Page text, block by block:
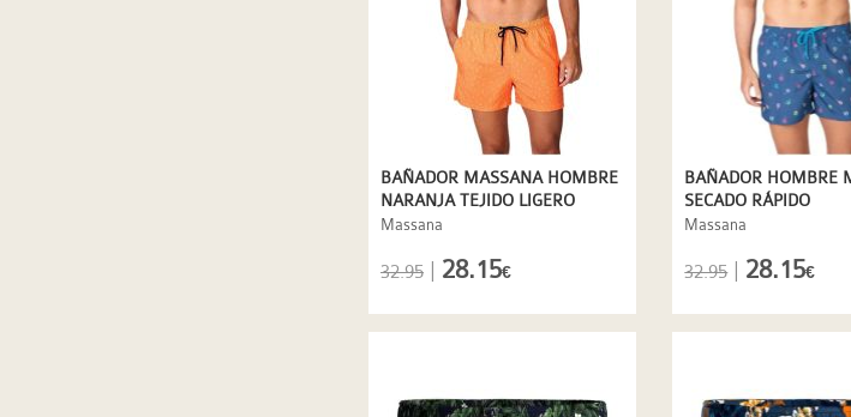
BAÑADOR MASSANA HOMBRE
NARANJA TEJIDO LIGERO
MICROESTAMPADO
Massana
32.95 28.15€
BAÑADOR HOMBRE
SECADO RÁPIDO
MICROESTAMPADO
Massana
32.95| 28.15€